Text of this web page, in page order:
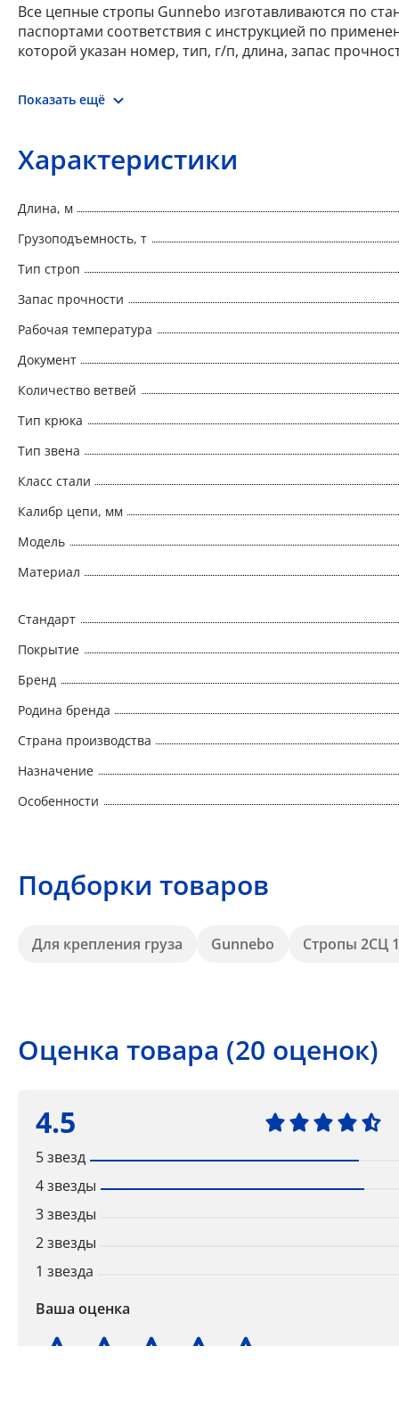
Все цепные стропы Gunnebo изготавливаются по
паспортами соответствия с инструкцией по
которой указан номер, тип, г/п, длина, запас
Показать ещё
Характеристики
Длина, м
Грузоподъемность, т
Тип строп
Запас прочности
Рабочая температура
Документ
Количество ветвей
Тип крюка
Тип звена
Класс стали
Калибр цепи, мм
Модель
Материал
Стандарт
Покрытие
Бренд
Родина бренда
Страна производства
Назначение
Особенности
Подборки товаров
Для крепления груза Gunnebo Стропы 2СЦ
Оценка товара (20 оценок)
4.5
5 звезд
4 звезды
3 звезды
2 звезды
1 звезда
Ваша оценка